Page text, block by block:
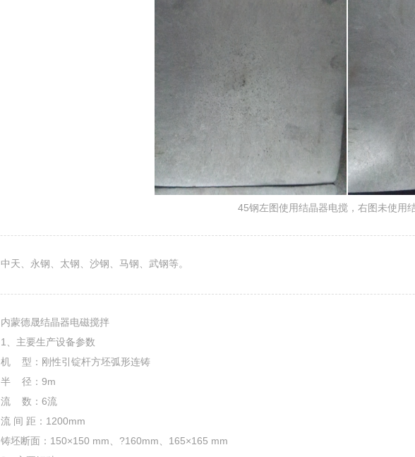
45钢左图使用结晶器电搅，右图未使用
中天、永钢、太钢、沙钢、马钢、武钢等。
内蒙德晟结晶器电磁搅拌
1、主要生产设备参数
机 型：刚性引锭杆方坯弧形连铸
半 径：9m
流 数：6流
流 间 距：1200mm
铸坯断面：150×150 mm、?160mm、165×165 mm